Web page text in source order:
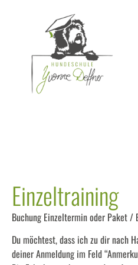
Einzeltraining
Buchung Einzeltermin oder Paket /
Du möchtest, dass ich zu dir nach
deiner Anmeldung im Feld